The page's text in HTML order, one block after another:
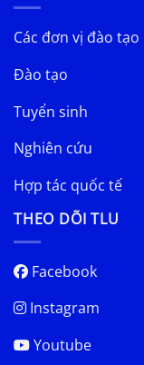
Các đơn vị đào tạo
Đào tạo
Tuyển sinh
Nghiên cứu
Hợp tác quốc tế
THEO DÕI TLU
Facebook
Instagram
Youtube